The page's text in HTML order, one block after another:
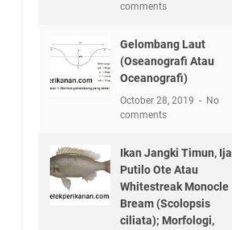
comments
Gelombang Laut
(Oseanografi Atau
Oceanografi)
October 28, 2019
No
comments
Ikan Jangki Timun, Ija
Putilo Ote Atau
Whitestreak Monocle
Bream (Scolopsis
ciliata); Morfologi,